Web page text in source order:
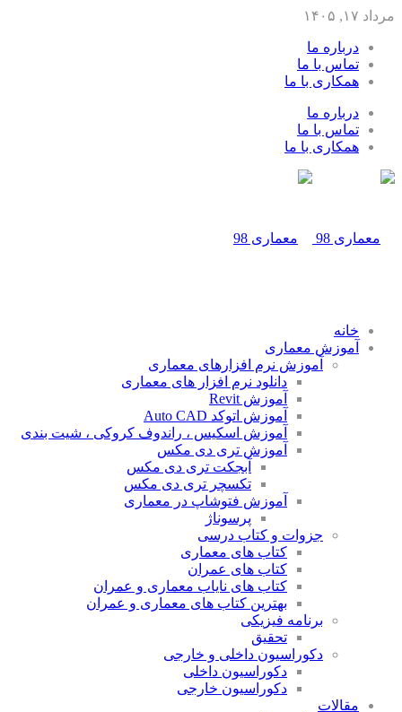
مرداد ۱۷, ۱۴۰۵
درباره ما
تماس با ما
همکاری با ما
درباره ما
تماس با ما
همکاری با ما
خانه
آموزش معماری
آموزش نرم افزارهای معماری
دانلود نرم افزار های معماری
آموزش Revit
آموزش اتوکد Auto CAD
آموزش اسکیس ، راندوف کروکی ، شیت بندی
آموزش تری دی مکس
آبجکت تری دی مکس
تکسچر تری دی مکس
آموزش فتوشاپ در معماری
پرسوناژ
جزوات و کتاب درسی
کتاب های معماری
کتاب های عمران
کتاب های نایاب معماری و عمران
بهترین کتاب های معماری و عمران
برنامه فیزیکی
تحقیق
دکوراسیون داخلی و خارجی
دکوراسیون داخلی
دکوراسیون خارجی
مقالات